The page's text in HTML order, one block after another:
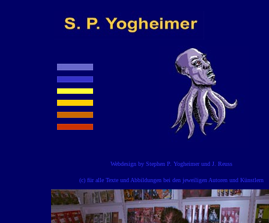
Webdesign by Stephen P. Yogheimer und J. Reuss
(c) für alle Texte und Abbildungen bei den jeweiligen Autoren und Künstlern